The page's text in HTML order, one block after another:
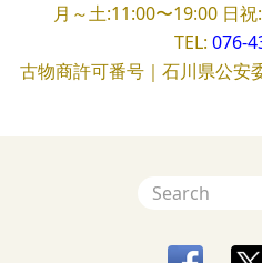
月～土:11:00〜19:00 日
TEL: 076-
古物商許可番号｜石川県公安